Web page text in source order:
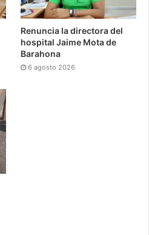
Renuncia la directora del
hospital Jaime Mota de
Barahona
6 agosto 2026